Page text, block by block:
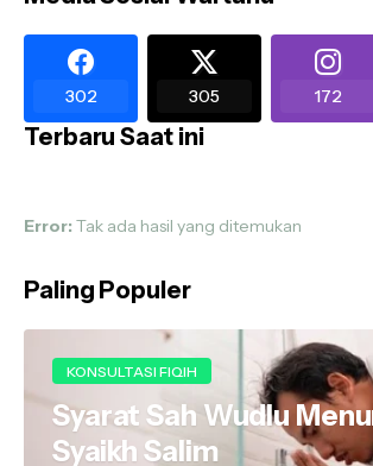
302 305 172
Terbaru Saat ini
Error: Tak ada hasil yang ditemukan
Paling Populer
KONSULTASI FIQIH
Syarat Sah Wudlu
Syaikh Salim